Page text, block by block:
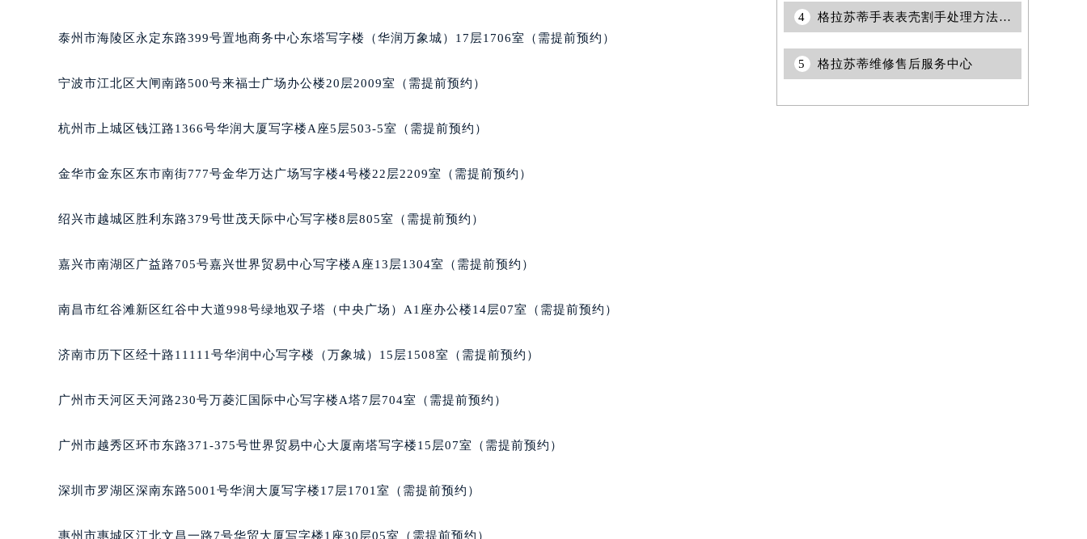
泰州市海陵区永定东路399号置地商务中心东塔写字楼（华润万象城）17层1706室（需提前预约）
宁波市江北区大闸南路500号来福士广场办公楼20层2009室（需提前预约）
杭州市上城区钱江路1366号华润大厦写字楼A座5层503-5室（需提前预约）
金华市金东区东市南街777号金华万达广场写字楼4号楼22层2209室（需提前预约）
绍兴市越城区胜利东路379号世茂天际中心写字楼8层805室（需提前预约）
嘉兴市南湖区广益路705号嘉兴世界贸易中心写字楼A座13层1304室（需提前预约）
南昌市红谷滩新区红谷中大道998号绿地双子塔（中央广场）A1座办公楼14层07室（需提前预约）
济南市历下区经十路11111号华润中心写字楼（万象城）15层1508室（需提前预约）
广州市天河区天河路230号万菱汇国际中心写字楼A塔7层704室（需提前预约）
广州市越秀区环市东路371-375号世界贸易中心大厦南塔写字楼15层07室（需提前预约）
深圳市罗湖区深南东路5001号华润大厦写字楼17层1701室（需提前预约）
惠州市惠城区江北文昌一路7号华贸大厦写字楼1座30层05室（需提前预约）
4 格拉苏蒂手表表壳割手处理方法是什么
5 格拉苏蒂维修售后服务中心